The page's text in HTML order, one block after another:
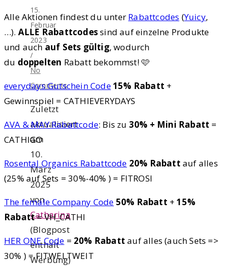
15.
Februar
2023
/
No
Comments
Zuletzt
aktualisiert
am
10.
März
2025
von
Catharina
(Blogpost
enthält
Werbung)
Alle Aktionen findest du unter Rabattcodes (Yuicy,
…). ALLE Rabattcodessind auf einzelne Produkte
und auch auf Sets gültig, wodurch
du doppelten Rabatt bekommst! 🩷
everydays Gutschein Code15% Rabatt +
Gewinnspiel = CATHIEVERYDAYS
AVA & MAY Rabattcode: Bis zu 30% + Mini Rabatt =
CATHIGO
Rosental Organics Rabattcode 20% Rabatt auf alles
(25% auf Sets = 30%-40% ) = FITROSI
The female Company Code 50% Rabatt +15%
Rabatt= VH_CATHI
HER ONE Code = 20% Rabatt auf alles (auch Sets =>
30% ) = FITWELTWEIT